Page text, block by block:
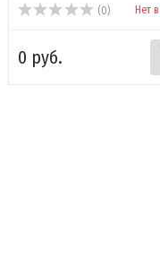
(0) Нет
0 руб.